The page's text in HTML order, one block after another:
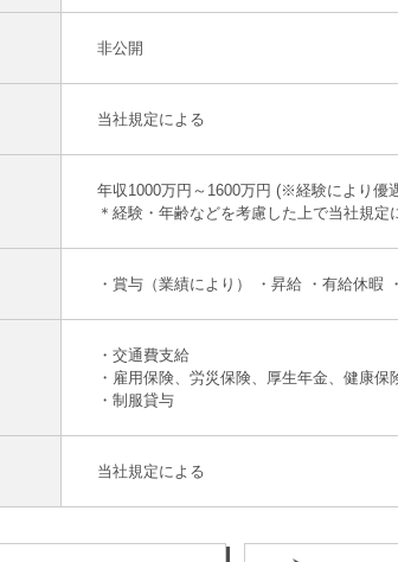
非公開
当社規定による
年収1000万円～1600万円 (※経験により優
＊経験・年齢などを考慮した上で当社規定
・賞与（業績により） ・昇給 ・有給休暇
・交通費支給
・雇用保険、労災保険、厚生年金、健康保
・制服貸与
当社規定による